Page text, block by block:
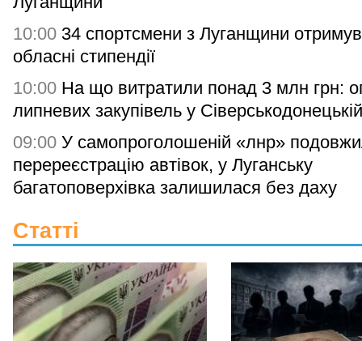
10:00 34 спортсмени з Луганщини
обласні стипендії
10:00 На що витратили понад 3 млн грн:
липневих закупівель у
09:00 У самопроголошеній «лнр»
перереєстрацію автівок, у Луганську
багатоповерхівка залишилася без даху
Статті